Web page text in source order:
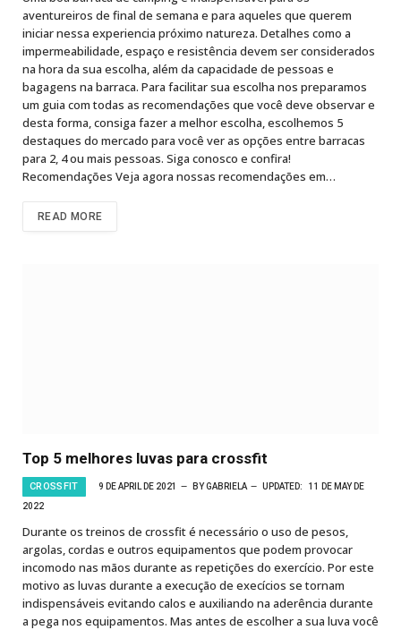
aventureiros de final de semana e para aqueles que querem
iniciar nessa experiencia próximo natureza. Detalhes como a
impermeabilidade, espaço e resistência devem ser considerados
na hora da sua escolha, além da capacidade de pessoas e
bagagens na barraca. Para facilitar sua escolha nos preparamos
um guia com todas as recomendações que você deve observar e
desta forma, consiga fazer a melhor escolha, escolhemos 5
destaques do mercado para você ver as opções entre barracas
para 2, 4 ou mais pessoas. Siga conosco e confira!
Recomendações Veja agora nossas recomendações em…
READ MORE
Top 5 melhores luvas para crossfit
CROSSFIT 9 DE APRIL DE 2021 BY GABRIELA UPDATED:
11 DE MAY DE
2022
Durante os treinos de crossfit é necessário o uso de pesos,
argolas, cordas e outros equipamentos que podem provocar
incomodo nas mãos durante as repetições do exercício. Por este
motivo as luvas durante a execução de execícios se tornam
indispensáveis evitando calos e auxiliando na aderência durante
a pega nos equipamentos. Mas antes de escolher a sua luva você